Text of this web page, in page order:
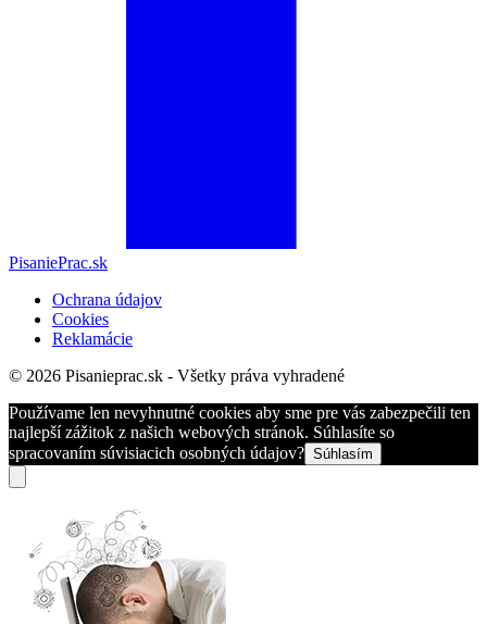
PisaniePrac.sk
Ochrana údajov
Cookies
Reklamácie
© 2026 Pisanieprac.sk - Všetky práva vyhradené
Používame len nevyhnutné cookies aby sme pre vás zabezpečili ten
najlepší zážitok z našich webových stránok. Súhlasíte so
spracovaním súvisiacich osobných údajov? Súhlasím